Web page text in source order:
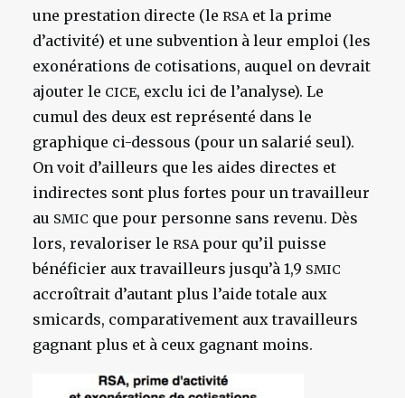
une prestation directe (le RSAet la prime
d’activité) et une subvention à leur emploi (les
exonérations de cotisations, auquel on devrait
ajouter le CICE, exclu ici de l’analyse). Le
cumul des deux est représenté dans le
graphique ci-dessous (pour un salarié seul).
On voit d’ailleurs que les aides directes et
indirectes sont plus fortes pour un travailleur
au SMIC que pour personne sans revenu. Dès
lors, revaloriser le RSApour qu’il puisse
bénéficier aux travailleurs jusqu’à 1,9 SMIC
accroîtrait d’autant plus l’aide totale aux
smicards, comparativement aux travailleurs
gagnant plus et à ceux gagnant moins.